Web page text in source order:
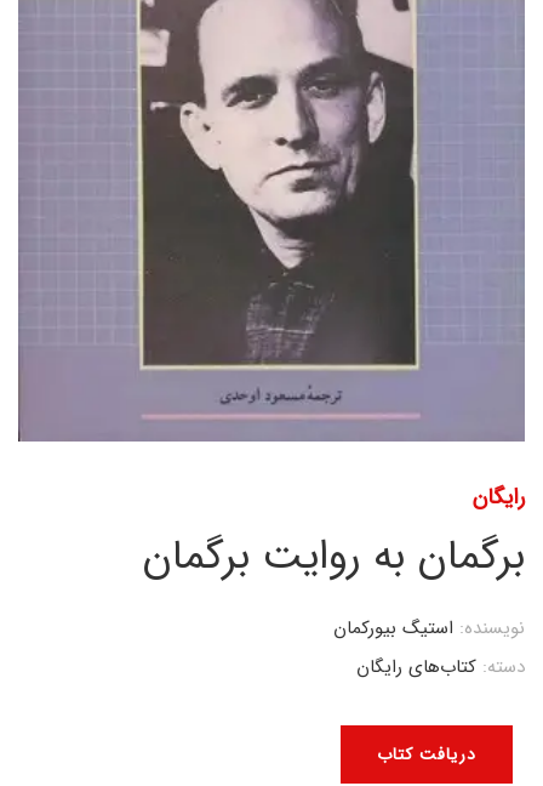
رایگان
برگمان به روایت برگمان
دریافت کتاب
نویسنده: استیگ بیورکمان
دسته: کتاب‌های رایگان